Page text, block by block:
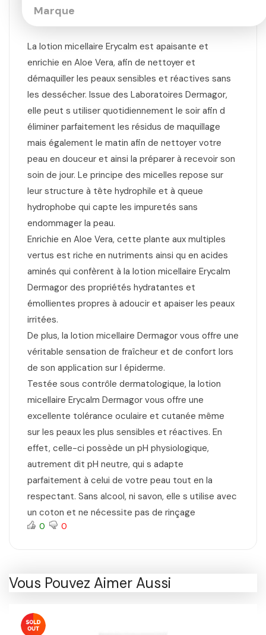
Marque
La lotion micellaire Erycalm est apaisante et
enrichie en Aloe Vera, afin de nettoyer et
démaquiller les peaux sensibles et réactives sans
les dessécher. Issue des Laboratoires Dermagor,
elle peut s utiliser quotidiennement le soir afin d
éliminer parfaitement les résidus de maquillage
mais également le matin afin de nettoyer votre
peau en douceur et ainsi la préparer à recevoir son
soin de jour. Le principe des micelles repose sur
leur structure à tête hydrophile et à queue
hydrophobe qui capte les impuretés sans
endommager la peau.
Enrichie en Aloe Vera, cette plante aux multiples
vertus est riche en nutriments ainsi qu en acides
aminés qui confèrent à la lotion micellaire Erycalm
Dermagor des propriétés hydratantes et
émollientes propres à adoucir et apaiser les peaux
irritées.
De plus, la lotion micellaire Dermagor vous offre une
véritable sensation de fraîcheur et de confort lors
de son application sur l épiderme.
Testée sous contrôle dermatologique, la lotion
micellaire Erycalm Dermagor vous offre une
excellente tolérance oculaire et cutanée même
sur les peaux les plus sensibles et réactives. En
effet, celle-ci possède un pH physiologique,
autrement dit pH neutre, qui s adapte
parfaitement à celui de votre peau tout en la
respectant. Sans alcool, ni savon, elle s utilise avec
un coton et ne nécessite pas de rinçage
0 0
Vous Pouvez Aimer Aussi